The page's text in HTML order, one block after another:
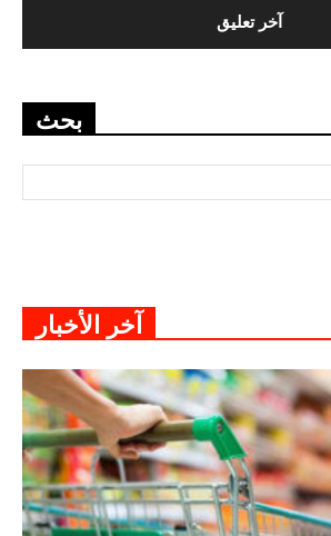
بحث
آخر الأخبار